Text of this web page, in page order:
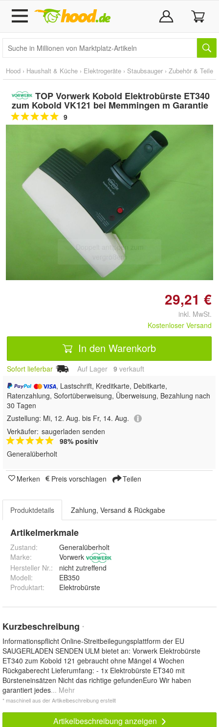
Hood › Haushalt & Küche › Elektrogeräte › Staubsauger › Zubehör & Teile
TOP Vorwerk Kobold Elektrobürste ET340
zum Kobold VK121 bei Memmingen m Garantie
9
Doppelt antippen zum
vergrößern
29,21 €
inkl. MwSt.
Kostenloser Versand
In den Warenkorb
Sofort lieferbar Auf Lager 9 verkauft
, Lastschrift, Kreditkarte, Debitkarte,
Ratenzahlung, Sofortüberweisung, Überweisung, Bezahlung nach
30 Tagen
Zustellung: Mi, 12. Aug. bis Fr, 14. Aug.
Verkäufer: saugerladen senden
98% positiv
Generalüberholt
Merken Preis vorschlagen Teilen
Produktdetails Zahlung, Versand & Rückgabe
Artikelmerkmale
Zustand:
Generalüberholt
Marke:
Vorwerk
Hersteller Nr.:
nicht zutreffend
Modell:
EB350
Produktart: Elektrobürste
Kurzbeschreibung *
Informationspflicht Online-Streitbeilegungsplattform der EU
SAUGERLADEN SENDEN ULM bietet an: Vorwerk Elektrobürste
ET340 zum Kobold 121 gebraucht ohne Mängel 4 Wochen
Rückgaberecht Lieferumfang: - 1x Elektrobürste ET340 mit
Bürsteneinsätzen Nicht das richtige gefundenEuro Wir haben
garantiert jedes... Mehr
* maschinell aus der Artikelbeschreibung erstellt
Artikelbeschreibung anzeigen